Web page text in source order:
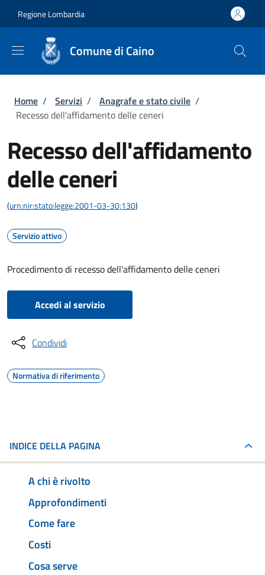
Regione Lombardia
Comune di Caino
Briciole di pane
Home / Servizi / Anagrafe e stato civile /
Recesso dell'affidamento delle ceneri
Recesso dell'affidamento
delle ceneri
(urn:nir:stato:legge:2001-03-30;130)
Servizio attivo
Procedimento di recesso dell'affidamento delle ceneri
Accedi al servizio
Condividi
Normativa di riferimento
INDICE DELLA PAGINA
A chi è rivolto
Approfondimenti
Come fare
Costi
Cosa serve